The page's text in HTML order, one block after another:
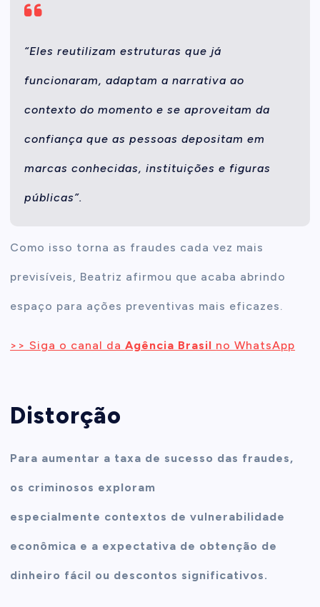
“Eles reutilizam estruturas que já
funcionaram, adaptam a narrativa ao
contexto do momento e se aproveitam da
confiança que as pessoas depositam em
marcas conhecidas, instituições e figuras
públicas”.
Como isso torna as fraudes cada vez mais
previsíveis, Beatriz afirmou que acaba abrindo
espaço para ações preventivas mais eficazes.
>> Siga o canal daAgência Brasil no WhatsApp
Distorção
Para aumentar a taxa de sucesso das fraudes,
os criminosos exploram
especialmente contextos de vulnerabilidade
econômica e a expectativa de obtenção de
dinheiro fácil ou descontos significativos.